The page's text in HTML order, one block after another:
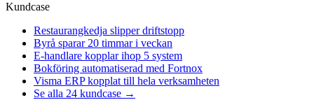
Kundcase
Restaurangkedja slipper driftstopp
Byrå sparar 20 timmar i veckan
E-handlare kopplar ihop 5 system
Bokföring automatiserad med Fortnox
Visma ERP kopplat till hela verksamheten
Se alla 24 kundcase →